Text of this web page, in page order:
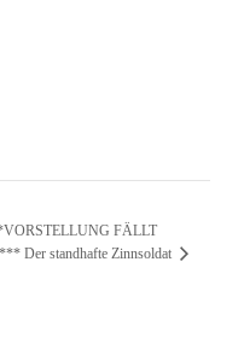
FÄLLT
Der standhafte Zinnsoldat